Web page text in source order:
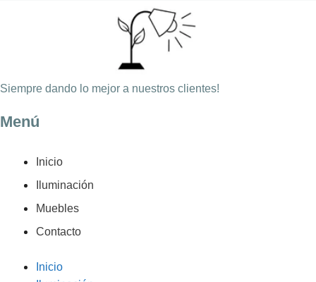
Siempre dando lo mejor a nuestros clientes!
Menú
Inicio
Iluminación
Muebles
Contacto
Inicio